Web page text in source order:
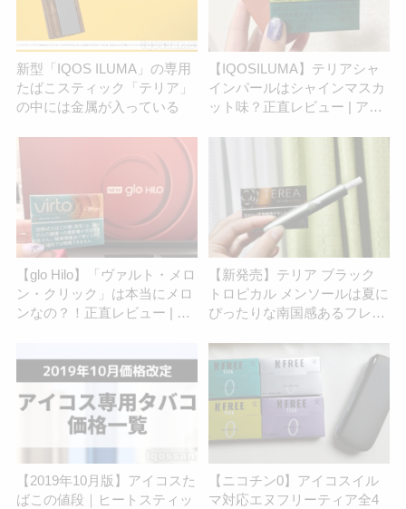
新型「IQOS ILUMA」の専用
たばこスティック「テリア」
の中には金属が入っている
【IQOSILUMA】テリアシャ
インパールはシャインマスカ
ット味？正直レビュー | アイ
【glo Hilo】「ヴァルト・メロ
ン・クリック」は本当にメロ
ンなの？！正直レビュー | ア
【新発売】テリア ブラック
トロピカル メンソールは夏に
ぴったりな南国感あるフレー
【2019年10月版】アイコスた
ばこの値段｜ヒートスティッ
【ニコチン0】アイコスイル
マ対応エヌフリーティア全4